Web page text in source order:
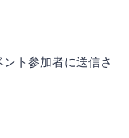
ト参加者に送信さ